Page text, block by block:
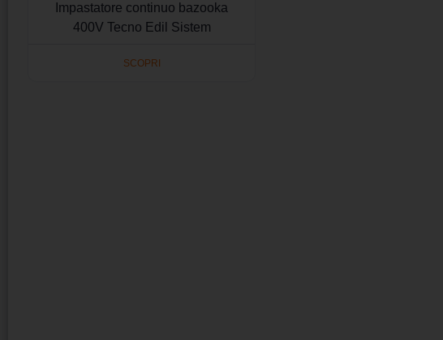
Impastatore continuo bazooka
400V Tecno Edil Sistem
SCOPRI